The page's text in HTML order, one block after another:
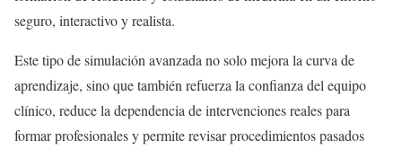
seguro, interactivo y realista.
Este tipo de simulación avanzada no solo mejora la curva de
aprendizaje, sino que también refuerza la confianza del equipo
clínico, reduce la dependencia de intervenciones reales para
formar profesionales y permite revisar procedimientos pasados